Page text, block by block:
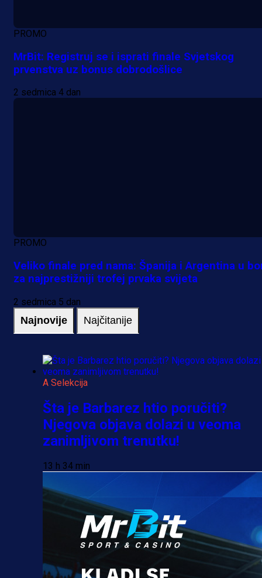
PROMO
MrBit: Registruj se i isprati finale Svjetskog
prvenstva uz bonus dobrodošlice
2 sedmica 4 dan
PROMO
Veliko finale pred nama: Španija i Argentina u
za najprestižniji trofej prvaka svijeta
2 sedmica 5 dan
Najnovije Najčitanije
A Selekcija
Šta je Barbarez htio poručiti?
Njegova objava dolazi u veoma
zanimljivom trenutku!
13 h 34 min